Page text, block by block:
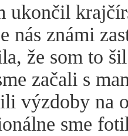
ukončil
nás známi
že som to
začali s
výzdoby na
sme